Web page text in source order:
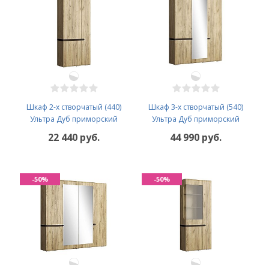
Шкаф 2-х створчатый (440)
Ультра Дуб приморский
22 440 руб.
Шкаф 3-х створчатый (540)
Ультра Дуб приморский
44 990 руб.
-50% -50%